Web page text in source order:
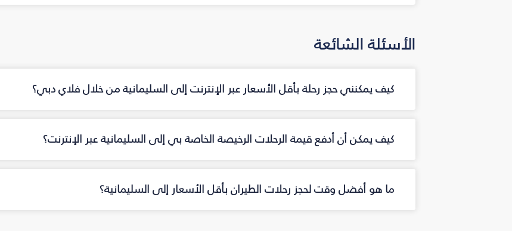
الأسئلة الشائعة
كيف يمكنني حجز رحلة بأقل الأسعار عبر الإنترنت إلى السليمانية‎ من خلال فلاي دبي؟
كيف يمكن أن أدفع قيمة الرحلات الرخيصة الخاصة بي إلى السليمانية‎ عبر الإنترنت؟
ما هو أفضل وقت لحجز رحلات الطيران بأقل الأسعار إلى السليمانية‎؟